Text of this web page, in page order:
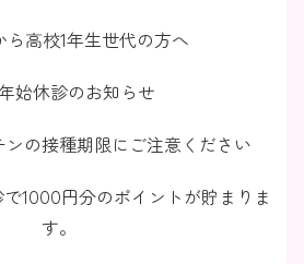
ら高校1年生世代の方へ
始休診のお知らせ
ンの接種期限にご注意ください
1000円分のポイントが貯まりま
す。